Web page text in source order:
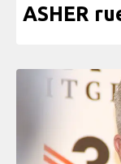
ASHER